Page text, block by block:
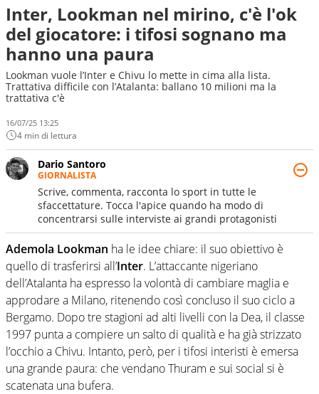
Inter, Lookman nel mirino, c'è l'ok
del giocatore: i tifosi sognano ma
hanno una paura
Lookman vuole l’Inter e Chivu lo mette in cima alla lista.
Trattativa difficile con l’Atalanta: ballano 10 milioni ma la
trattativa c'è
16/07/25 13:25
4 min di lettura
Dario Santoro
GIORNALISTA
Scrive, commenta, racconta lo sport in tutte le
sfaccettature. Tocca l'apice quando ha modo di
concentrarsi sulle interviste ai grandi protagonisti
Ademola Lookman ha le idee chiare: il suo obiettivo è
quello di trasferirsi all’Inter. L’attaccante nigeriano
dell’Atalanta ha espresso la volontà di cambiare maglia e
approdare a Milano, ritenendo così concluso il suo ciclo a
Bergamo. Dopo tre stagioni ad alti livelli con la Dea, il classe
1997 punta a compiere un salto di qualità e ha già strizzato
l’occhio a Chivu. Intanto, però, per i tifosi interisti è emersa
una grande paura: che vendano Thuram e sui social si è
scatenata una bufera.